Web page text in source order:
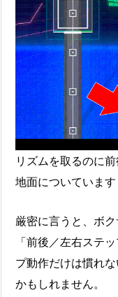
リズムを取るのに
地面についています
厳密に言うと、ボク
「前後／左右ステ
プ動作だけは慣れ
かもしれません。